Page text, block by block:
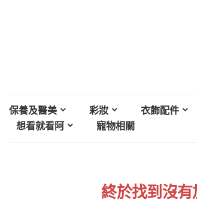
保養及醫美 彩妝 衣飾配件
想看就看阿
寵物相關
終於找到沒